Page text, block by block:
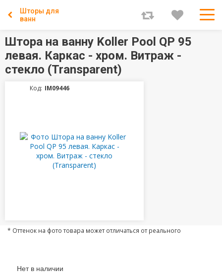
Шторы для
ванн
Штора на ванну Koller Pool QP 95
левая. Каркас - хром. Витраж -
стекло (Transparent)
Код: IM09446
* Оттенок на фото товара может отличаться от реального
Нет в наличии